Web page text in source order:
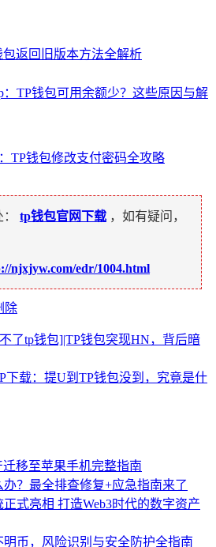
包返回旧版本方法全解析
：TP钱包可用余额少？这些原因与解
TP钱包修改支付密码全攻略
tp钱包官网下载 ，如有疑问，
njxjyw.com/edr/1004.html
除
了tp钱包]|TP钱包突现HN，背后暗
下载：提U到TP钱包没到，究竟是什
移至苹果手机完整指南
？最全排查修复+应急指南来了
式亮相 打造Web3时代的数字资产
币，风险识别与安全防护全指南